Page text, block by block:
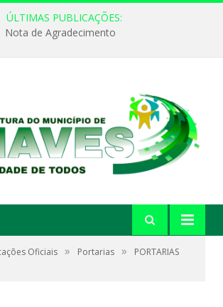
ÚLTIMAS PUBLICAÇÕES:
Nota de Agradecimento
Oficiais » Portarias »
PORTARIAS